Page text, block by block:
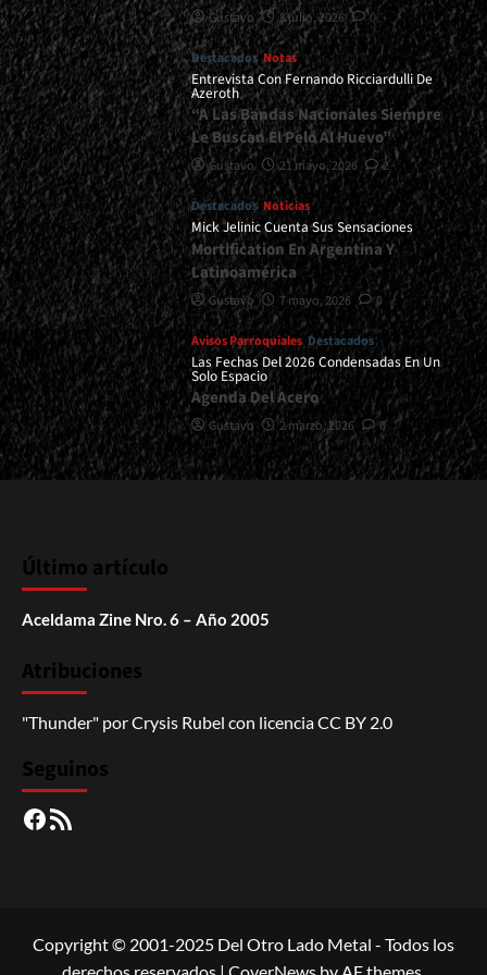
Gustavo 8 julio, 2026 0
Destacados Notas
Entrevista Con Fernando Ricciardulli De
Azeroth
“A Las Bandas Nacionales Siempre
Le Buscan El Pelo Al Huevo”
Gustavo 21 mayo, 2026 2
Destacados Noticias
Mick Jelinic Cuenta Sus Sensaciones
Mortification En Argentina Y
Latinoamérica
Gustavo 7 mayo, 2026 0
Avisos Parroquiales Destacados
Las Fechas Del 2026 Condensadas En Un
Solo Espacio
Agenda Del Acero
Gustavo 2 marzo, 2026 0
Último artículo
Aceldama Zine Nro. 6 – Año 2005
Atribuciones
"Thunder" porCrysis Rubel con licenciaCC BY 2.0
Seguinos
Facebook
RSS
Copyright © 2001-2025 Del Otro Lado Metal - Todos los